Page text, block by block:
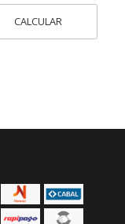
CALCULAR